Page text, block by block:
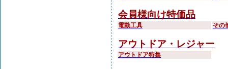
会員様向け特価品
電動工具 その
アウトドア・レジャー
アウトドア特集